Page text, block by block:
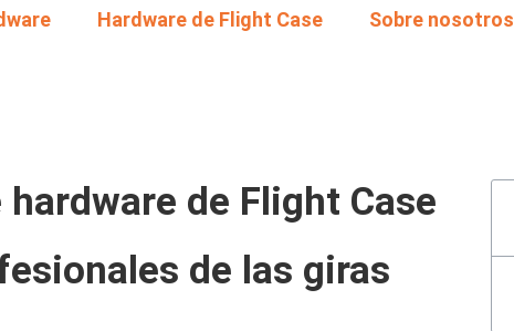
Hardware de Flight Case Sobre nosotros
de Flight Case
de las giras